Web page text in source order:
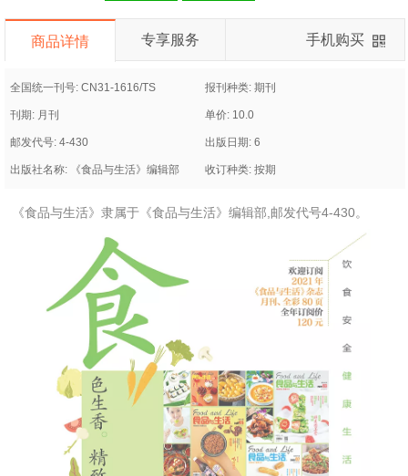
商品详情 专享服务 手机购买
全国统一刊号: CN31-1616/TS 报刊种类: 期刊
刊期: 月刊 单价: 10.0
邮发代号: 4-430 出版日期: 6
出版社名称: 《食品与生活》编辑部 收订种类: 按期
《食品与生活》隶属于《食品与生活》编辑部,邮发代号4-430。